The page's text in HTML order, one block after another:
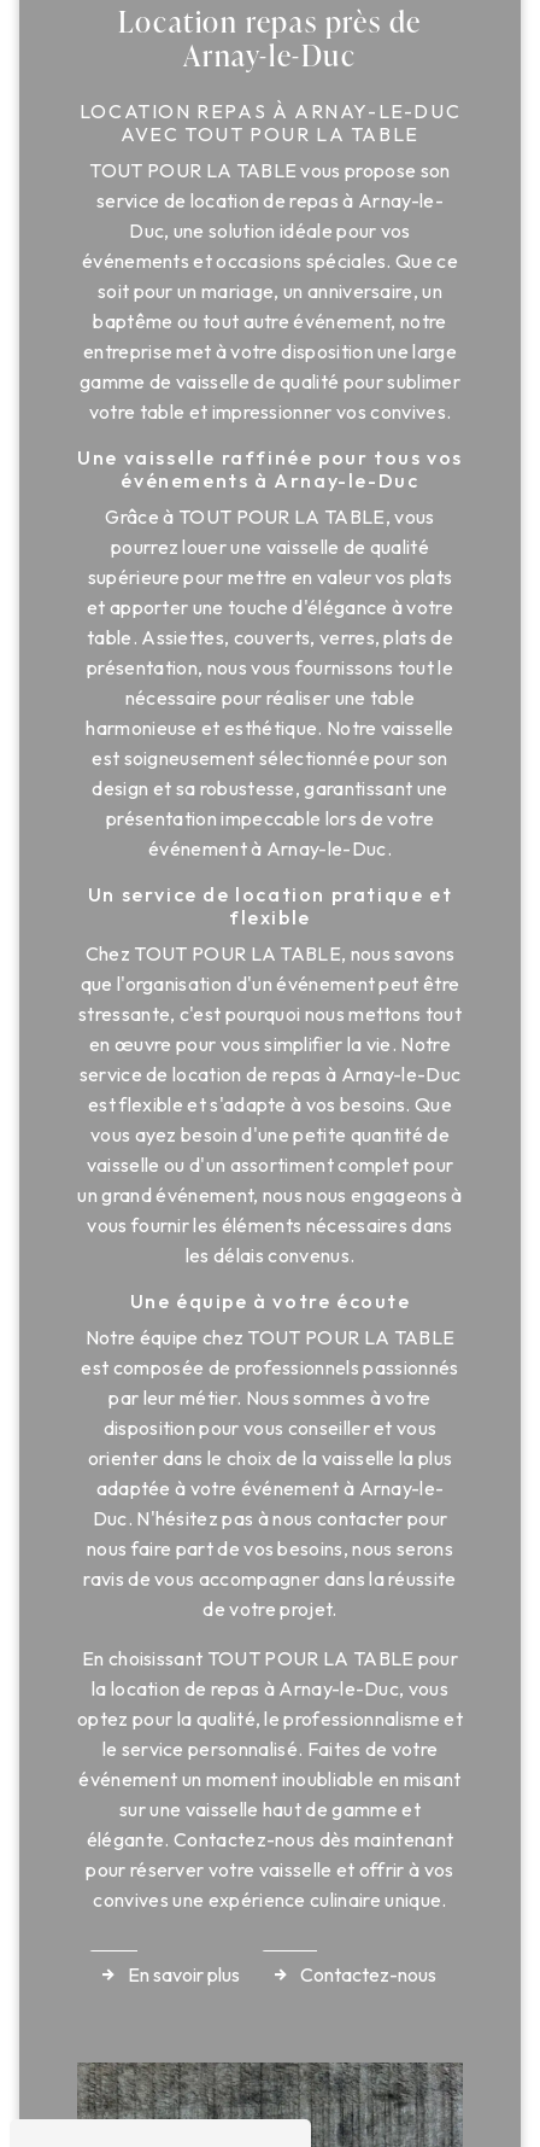
Location repas près de
Arnay-le-Duc
LOCATION REPAS À ARNAY-LE-DUC
AVEC TOUT POUR LA TABLE
TOUT POUR LA TABLE vous propose son
service de location de repas à Arnay-le-
Duc, une solution idéale pour vos
événements et occasions spéciales. Que ce
soit pour un mariage, un anniversaire, un
baptême ou tout autre événement, notre
entreprise met à votre disposition une large
gamme de vaisselle de qualité pour sublimer
votre table et impressionner vos convives.
Une vaisselle raffinée pour tous vos
événements à Arnay-le-Duc
Grâce à TOUT POUR LA TABLE, vous
pourrez louer une vaisselle de qualité
supérieure pour mettre en valeur vos plats
et apporter une touche d'élégance à votre
table. Assiettes, couverts, verres, plats de
présentation, nous vous fournissons tout le
nécessaire pour réaliser une table
harmonieuse et esthétique. Notre vaisselle
est soigneusement sélectionnée pour son
design et sa robustesse, garantissant une
présentation impeccable lors de votre
événement à Arnay-le-Duc.
Un service de location pratique et
flexible
Chez TOUT POUR LA TABLE, nous savons
que l'organisation d'un événement peut être
stressante, c'est pourquoi nous mettons tout
en œuvre pour vous simplifier la vie. Notre
service de location de repas à Arnay-le-Duc
est flexible et s'adapte à vos besoins. Que
vous ayez besoin d'une petite quantité de
vaisselle ou d'un assortiment complet pour
un grand événement, nous nous engageons à
vous fournir les éléments nécessaires dans
les délais convenus.
Une équipe à votre écoute
Notre équipe chez TOUT POUR LA TABLE
est composée de professionnels passionnés
par leur métier. Nous sommes à votre
disposition pour vous conseiller et vous
orienter dans le choix de la vaisselle la plus
adaptée à votre événement à Arnay-le-
Duc. N'hésitez pas à nous contacter pour
nous faire part de vos besoins, nous serons
ravis de vous accompagner dans la réussite
de votre projet.
En choisissant TOUT POUR LA TABLE pour
la location de repas à Arnay-le-Duc, vous
optez pour la qualité, le professionnalisme et
le service personnalisé. Faites de votre
événement un moment inoubliable en misant
sur une vaisselle haut de gamme et
élégante. Contactez-nous dès maintenant
pour réserver votre vaisselle et offrir à vos
convives une expérience culinaire unique.
En savoir plus Contactez-nous